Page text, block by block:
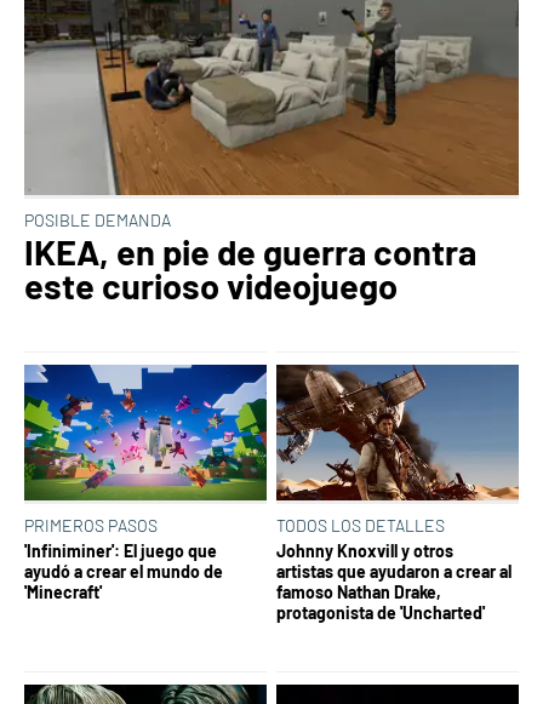
POSIBLE DEMANDA
IKEA, en pie de guerra contra
este curioso videojuego
PRIMEROS PASOS
'Infiniminer': El juego que
ayudó a crear el mundo de
'Minecraft'
TODOS LOS DETALLES
Johnny Knoxvill y otros
artistas que ayudaron a crear al
famoso Nathan Drake,
protagonista de 'Uncharted'